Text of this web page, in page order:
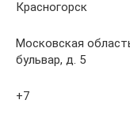
Красногорск
Московская
бульвар, д. 5
+7